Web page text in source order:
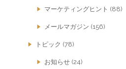
マーケティングヒント (88)
メールマガジン (156)
トピック (78)
お知らせ (24)